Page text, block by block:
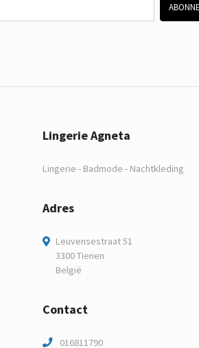
Lingerie Agneta
Lingerie - Badmode - Nachtkleding
Adres
Leuvensestraat 51
3300 Tienen
België
Contact
016811790